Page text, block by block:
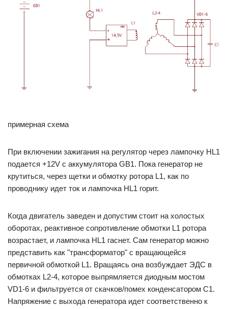
примерная схема
При включении зажигания на регулятор через лампочку HL1
подается +12V с аккумулятора GB1. Пока генератор не
крутиться, через щетки и обмотку ротора L1, как по
проводнику идет ток и лампочка HL1 горит.
Когда двигатель заведен и допустим стоит на холостых
оборотах, реактивное сопротивление обмотки L1 ротора
возрастает, и лампочка HL1 гаснет. Сам генератор можно
представить как "трансформатор" с вращающейся
первичной обмоткой L1. Вращаясь она возбуждает ЭДС в
обмотках L2-4, которое выпрямляется диодным мостом
VD1-6 и фильтруется от скачков/помех конденсатором С1.
Напряжение с выхода генератора идет соответственно к